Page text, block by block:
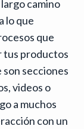
camino
lo que
que
tus productos
secciones
videos o
a muchos
con un